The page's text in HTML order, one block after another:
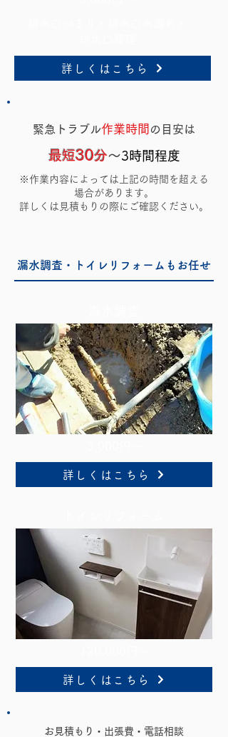
詳しくはこちら
緊急トラブル作業時間 の目安は
最短30分～3 時間程度
※作業内容によっては上記の時間を超える
場合があります。
詳しくは見積もりの際にご確認ください。
漏水調査・トイレリフォームもお任せ
詳しくはこちら
詳しくはこちら
​お見積もり・出張費・電話相談